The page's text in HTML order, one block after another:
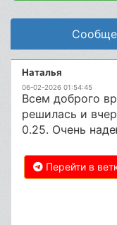
Наталья
06-02-2026 01:54:45
Всем доброго
решилась и
0.25. Очень
Перейти в